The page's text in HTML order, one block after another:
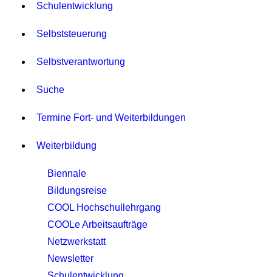
Schulentwicklung
Selbststeuerung
Selbstverantwortung
Suche
Termine Fort- und Weiterbildungen
Weiterbildung
Biennale
Bildungsreise
COOL Hochschullehrgang
COOLe Arbeitsaufträge
Netzwerkstatt
Newsletter